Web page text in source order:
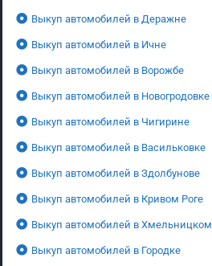
Выкуп автомобилей в Деражне
Выкуп автомобилей в Ичне
Выкуп автомобилей в Ворожбе
Выкуп автомобилей в Новогродовке
Выкуп автомобилей в Чигирине
Выкуп автомобилей в Васильковке
Выкуп автомобилей в Здолбунове
Выкуп автомобилей в Кривом Роге
Выкуп автомобилей в Хмельницком
Выкуп автомобилей в Городке